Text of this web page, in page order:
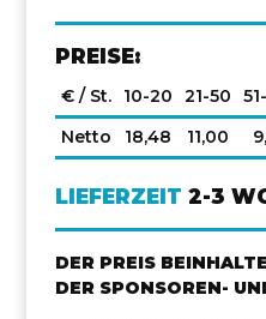
PREISE:
€ / St. 10-20 21-50
Netto
18,48 11,00
LIEFERZEIT 2-3
DER PREIS
DER SPONSOREN-